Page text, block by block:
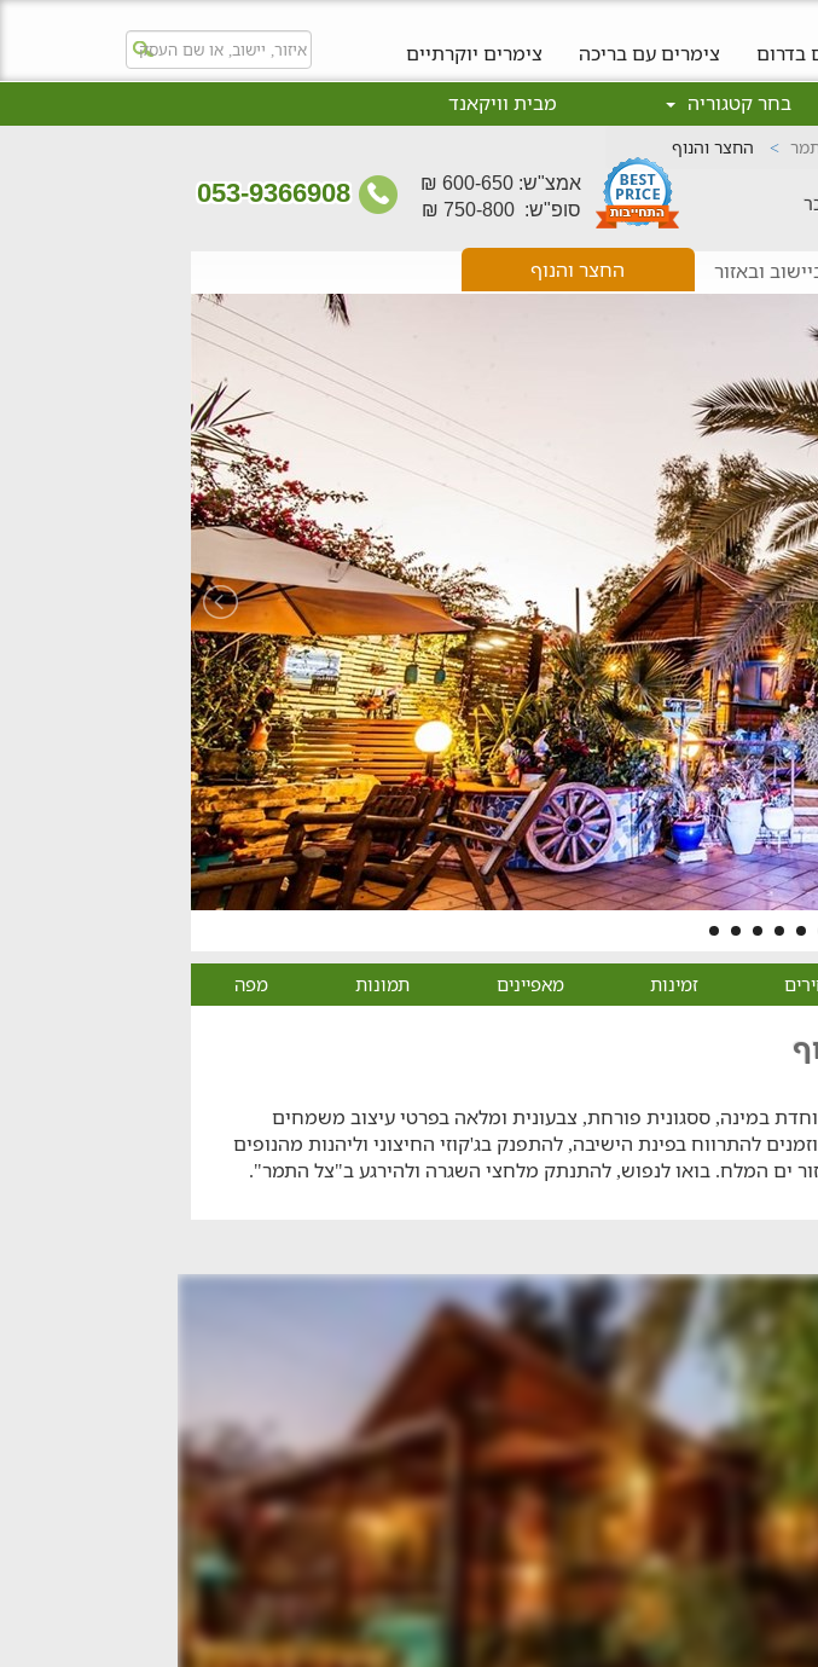
בדרום צימרים עם בריכה
צימרים יוקרתיים
בחר קטגוריה מבית וויקאנד
החצר והנוף
אמצ"ש: 600-650 ₪
סופ"ש: 750-800 ₪
ובאזור החצר והנוף
זמינות מאפיינים תמונות מפה
במינה, ססגונית פורחת, צבעונית ומלאה בפרטי עיצוב משמחים
להתרווח בפינת הישיבה, להתפנק בג'קוזי החיצוני וליהנות מהנופים
ים המלח. בואו לנפוש, להתנתק מלחצי השגרה ולהירגע ב"צל התמר".